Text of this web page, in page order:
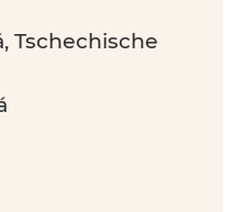
Tschechische